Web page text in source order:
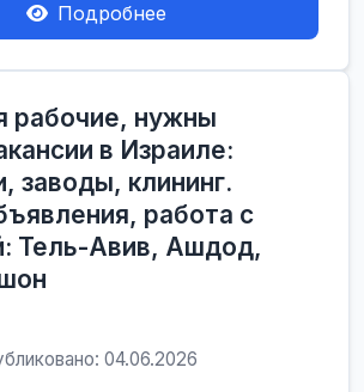
Подробнее
рабочие, нужны
в Израиле:
заводы, клининг.
работа с
Тель-Авив, Ашдод,
04.06.2026